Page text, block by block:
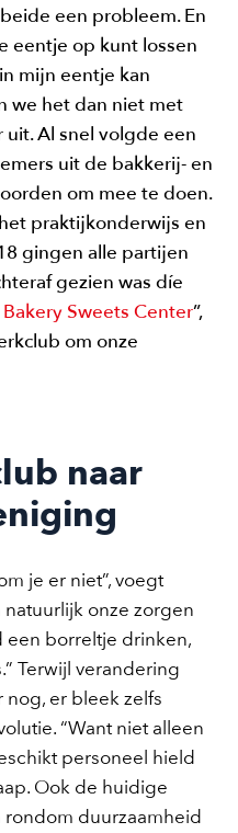
een probleem. En
eentje op kunt lossen
mijn eentje kan
we het dan niet met
uit. Al snel volgde een
uit de bakkerij- en
om mee te doen.
praktijkonderwijs en
gingen alle partijen
gezien was díe
Bakery Sweets Center”,
om onze
naar
je er niet”, voegt
natuurlijk onze zorgen
een borreltje drinken,
Terwijl verandering
nog, er bleek zelfs
“Want niet alleen
personeel hield
Ook de huidige
duurzaamheid